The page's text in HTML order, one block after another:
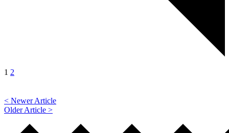
1 2
< Newer Article
Older Article >